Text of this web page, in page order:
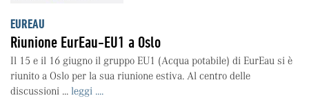
EUREAU
Riunione EurEau-EU1 a Oslo
Il 15 e il 16 giugno il gruppo EU1 (Acqua potabile) di EurEau si è
riunito a Oslo per la sua riunione estiva. Al centro delle
discussioni ... leggi ....